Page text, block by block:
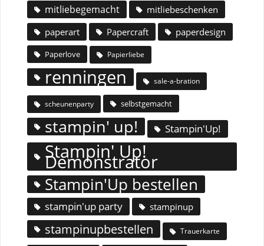
mitliebegemacht
mitliebeschenken
paperart
Papercraft paperdesign
Paperlove Papierliebe
renningen sale-a-bration
scheunenparty selbstgemacht
stampin' up! Stampin'Up!
Stampin' Up!
Demonstrator
Stampin'Up bestellen
stampin'up party stampinup
stampinupbestellen Trauerkarte